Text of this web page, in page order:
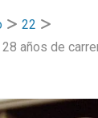
22
años de